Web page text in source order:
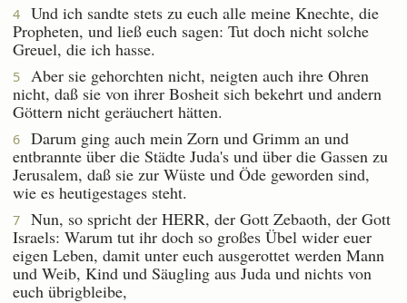
4
Und ich sandte stets zu euch alle meine Knechte, die
Propheten, und ließ euch sagen: Tut doch nicht solche
Greuel, die ich hasse.
5
Aber sie gehorchten nicht, neigten auch ihre Ohren
nicht, daß sie von ihrer Bosheit sich bekehrt und andern
Göttern nicht geräuchert hätten.
6
Darum ging auch mein Zorn und Grimm an und
entbrannte über die Städte Juda's und über die Gassen zu
Jerusalem, daß sie zur Wüste und Öde geworden sind,
wie es heutigestages steht.
7
Nun, so spricht der HERR, der Gott Zebaoth, der Gott
Israels: Warum tut ihr doch so großes Übel wider euer
eigen Leben, damit unter euch ausgerottet werden Mann
und Weib, Kind und Säugling aus Juda und nichts von
euch übrigbleibe,